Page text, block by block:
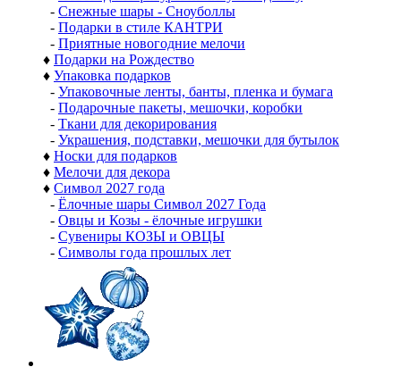
- Снежные шары - Сноуболлы
- Подарки в стиле КАНТРИ
- Приятные новогодние мелочи
♦ Подарки на Рождество
♦ Упаковка подарков
- Упаковочные ленты, банты, пленка и бумага
- Подарочные пакеты, мешочки, коробки
- Ткани для декорирования
- Украшения, подставки, мешочки для бутылок
♦ Носки для подарков
♦ Мелочи для декора
♦ Символ 2027 года
- Ёлочные шары Символ 2027 Года
- Овцы и Козы - ёлочные игрушки
- Сувениры КОЗЫ и ОВЦЫ
- Символы года прошлых лет